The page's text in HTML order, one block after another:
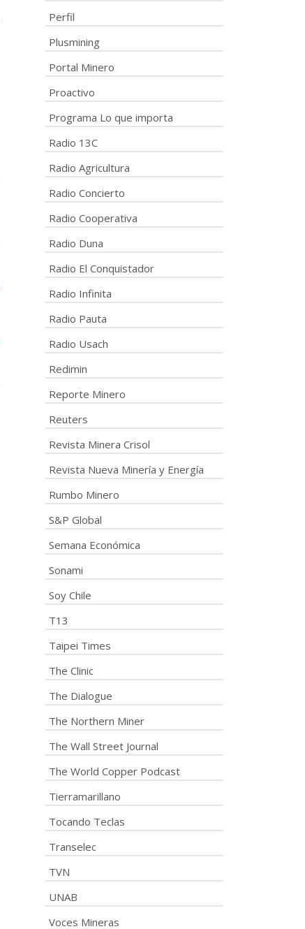
Perfil
Plusmining
Portal Minero
Proactivo
Programa Lo que importa
Radio 13C
Radio Agricultura
Radio Concierto
Radio Cooperativa
Radio Duna
Radio El Conquistador
Radio Infinita
Radio Pauta
Radio Usach
Redimin
Reporte Minero
Reuters
Revista Minera Crisol
Revista Nueva Minería y Energía
Rumbo Minero
S&P Global
Semana Económica
Sonami
Soy Chile
T13
Taipei Times
The Clinic
The Dialogue
The Northern Miner
The Wall Street Journal
The World Copper Podcast
Tierramarillano
Tocando Teclas
Transelec
TVN
UNAB
Voces Mineras